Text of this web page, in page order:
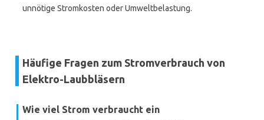
unnötige Stromkosten oder Umweltbelastung.
Häufige Fragen zum Stromverbrauch von
Elektro-Laubbläsern
Wie viel Strom verbraucht ein